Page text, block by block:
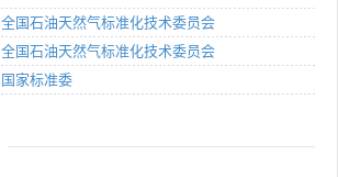
全国石油天然气标准化技术委员会
全国石油天然气标准化技术委员会
国家标准委